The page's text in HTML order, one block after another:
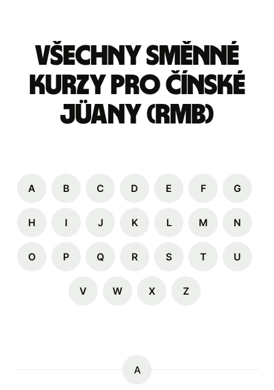
Všechny směnné
kurzy pro čínské
jüany (rmb)
A B C D E F G
H I J K L M N
O P Q R S T U
V W X Z
A